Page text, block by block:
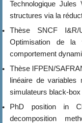
Technologique
structures via la
Thèse SNCF I&R/
Optimisation de
comportement
Thèse IFPEN/
linéaire de
simulateurs black-box
PhD position in
decomposition